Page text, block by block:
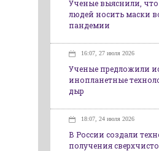
Ученые выяснили, что
людей носить маски
пандемии
16:07, 27 июля 2026
Ученые предложили
инопланетные
дыр
18:07, 24 июля 2026
В России создали
получения